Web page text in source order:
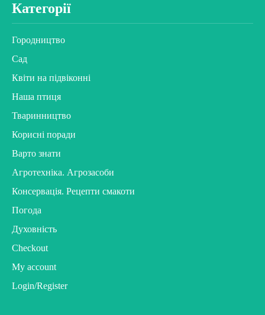
Категорії
Городництво
Сад
Квіти на підвіконні
Наша птиця
Тваринництво
Корисні поради
Варто знати
Агротехніка. Агрозасоби
Консервація. Рецепти смакоти
Погода
Духовність
Checkout
My account
Login/Register